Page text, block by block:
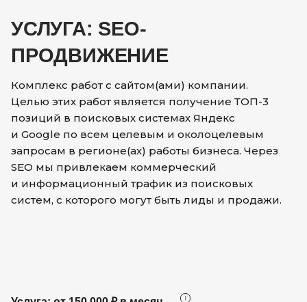
УСЛУГА: SEO-
ПРОДВИЖЕНИЕ
Комплекс работ с сайтом(ами) компании.
Целью этих работ является получение ТОП-3
позиций в поисковых системах Яндекс
и Google по всем целевым и околоцелевым
запросам в регионе(ах) работы бизнеса. Через
SEO мы привлекаем коммерческий
и информационный трафик из поисковых
систем, с которого могут быть лиды и продажи.